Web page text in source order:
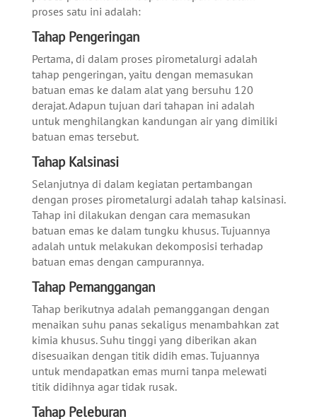
proses satu ini adalah:
Tahap Pengeringan
Pertama, di dalam proses pirometalurgi adalah
tahap pengeringan, yaitu dengan memasukan
batuan emas ke dalam alat yang bersuhu 120
derajat. Adapun tujuan dari tahapan ini adalah
untuk menghilangkan kandungan air yang dimiliki
batuan emas tersebut.
Tahap Kalsinasi
Selanjutnya di dalam kegiatan pertambangan
dengan proses pirometalurgi adalah tahap kalsinasi.
Tahap ini dilakukan dengan cara memasukan
batuan emas ke dalam tungku khusus. Tujuannya
adalah untuk melakukan dekomposisi terhadap
batuan emas dengan campurannya.
Tahap Pemanggangan
Tahap berikutnya adalah pemanggangan dengan
menaikan suhu panas sekaligus menambahkan zat
kimia khusus. Suhu tinggi yang diberikan akan
disesuaikan dengan titik didih emas. Tujuannya
untuk mendapatkan emas murni tanpa melewati
titik didihnya agar tidak rusak.
Tahap Peleburan